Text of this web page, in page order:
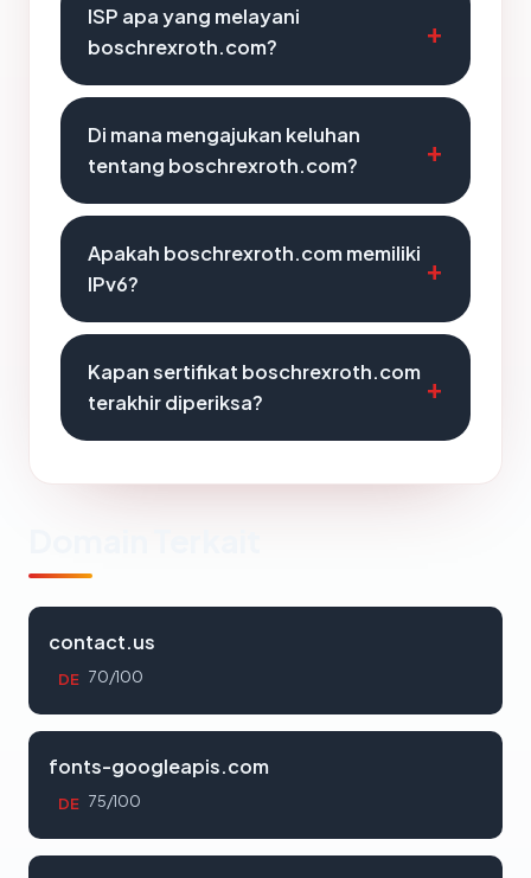
ISP apa yang melayani
boschrexroth.com?
Di mana mengajukan keluhan
tentang boschrexroth.com?
Apakah boschrexroth.com memiliki
IPv6?
Kapan sertifikat boschrexroth.com
terakhir diperiksa?
contact.us
DE 70/100
fonts-googleapis.com
DE 75/100